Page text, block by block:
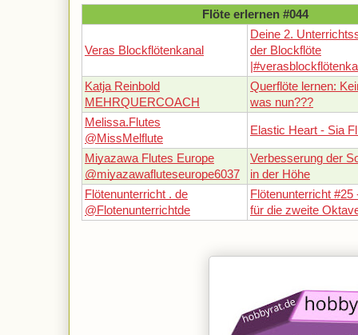
Flöte erlernen #044
Veras Blockflötenkanal
Deine 2.
der Blockflöte
Katja Reinbold
MEHRQUERCOACH
Querflöte lernen:
was nun???
Melissa.Flutes
@MissMelflute
Elastic Heart - Sia
Miyazawa Flutes Europe
@miyazawafluteseurope6037
Verbesserung der
in der Höhe
Flötenunterricht . de
@Flotenunterrichtde
Flötenunterricht #25
für die zweite